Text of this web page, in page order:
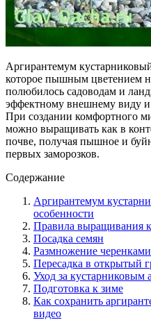
Аргирантемум
которое пышным цветением
полюбилось садоводам и
эффектному внешнему виду и
При создании комфортного
можно выращивать как в
почве, получая пышное и
первых заморозков.
Содержание
Аргирантемум
особенности
Правила выращивания
Посадка семян
Размножение черенками
Пересадка в открытый
Уход за кустарниковым
Подготовка к зиме
Как сохранить
видео